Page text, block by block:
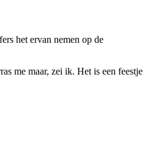
het ervan nemen op de
me maar, zei ik. Het is een feestje